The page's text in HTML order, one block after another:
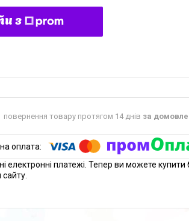
з
повернення товару протягом 14 днів за
електронні платежі. Тепер ви можете